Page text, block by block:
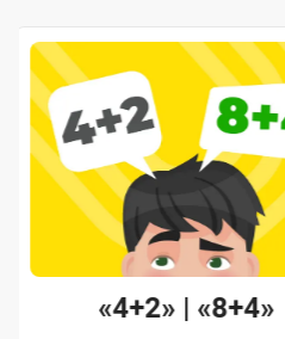
«4+2» | «8+4»